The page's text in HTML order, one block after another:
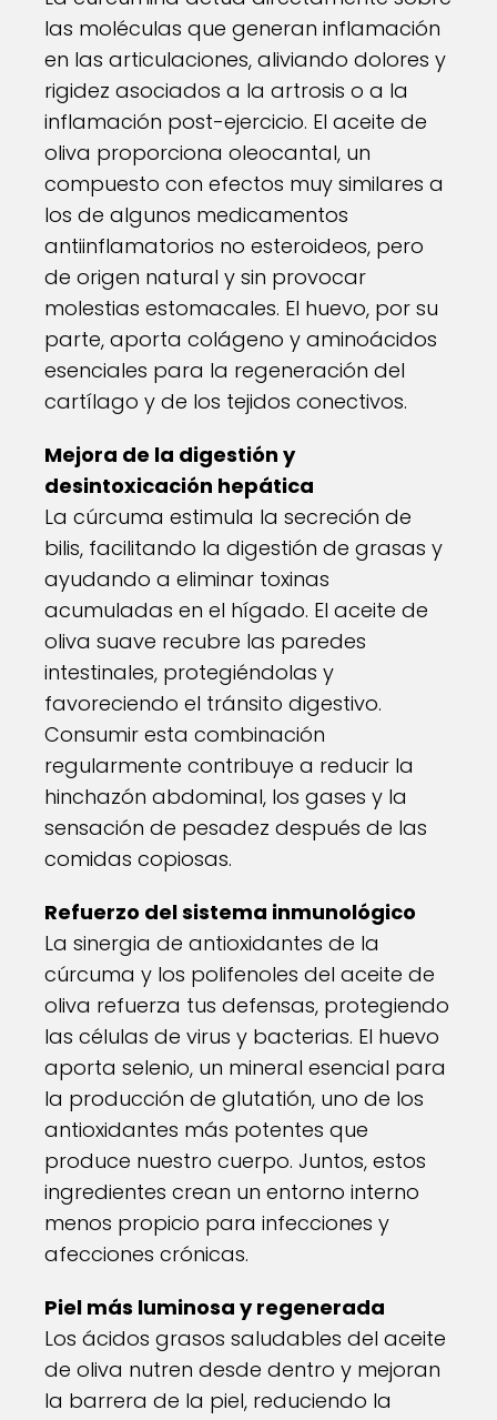
las moléculas que generan inflamación
en las articulaciones, aliviando dolores y
rigidez asociados a la artrosis o a la
inflamación post-ejercicio. El aceite de
oliva proporciona oleocantal, un
compuesto con efectos muy similares a
los de algunos medicamentos
antiinflamatorios no esteroideos, pero
de origen natural y sin provocar
molestias estomacales. El huevo, por su
parte, aporta colágeno y aminoácidos
esenciales para la regeneración del
cartílago y de los tejidos conectivos.
Mejora de la digestión y
desintoxicación hepática
La cúrcuma estimula la secreción de
bilis, facilitando la digestión de grasas y
ayudando a eliminar toxinas
acumuladas en el hígado. El aceite de
oliva suave recubre las paredes
intestinales, protegiéndolas y
favoreciendo el tránsito digestivo.
Consumir esta combinación
regularmente contribuye a reducir la
hinchazón abdominal, los gases y la
sensación de pesadez después de las
comidas copiosas.
Refuerzo del sistema inmunológico
La sinergia de antioxidantes de la
cúrcuma y los polifenoles del aceite de
oliva refuerza tus defensas, protegiendo
las células de virus y bacterias. El huevo
aporta selenio, un mineral esencial para
la producción de glutatión, uno de los
antioxidantes más potentes que
produce nuestro cuerpo. Juntos, estos
ingredientes crean un entorno interno
menos propicio para infecciones y
afecciones crónicas.
Piel más luminosa y regenerada
Los ácidos grasos saludables del aceite
de oliva nutren desde dentro y mejoran
la barrera de la piel, reduciendo la